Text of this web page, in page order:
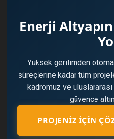
Enerji
Yüksek gerilimden
süreçlerine kadar tüm
kadromuz ve
güvence
PROJENIZ İÇIN